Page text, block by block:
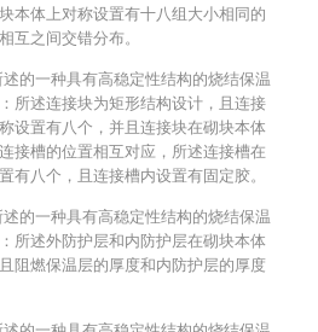
本体上对称设置有十八组大小相同的
互之间交错分布。
的一种具有高稳定性结构的烧结保温
所述连接块为矩形结构设计，且连接
设置有八个，并且连接块在砌块本体
接槽的位置相互对应，所述连接槽在
有八个，且连接槽内设置有固定胶。
的一种具有高稳定性结构的烧结保温
所述外防护层和内防护层在砌块本体
阻燃保温层的厚度和内防护层的厚度